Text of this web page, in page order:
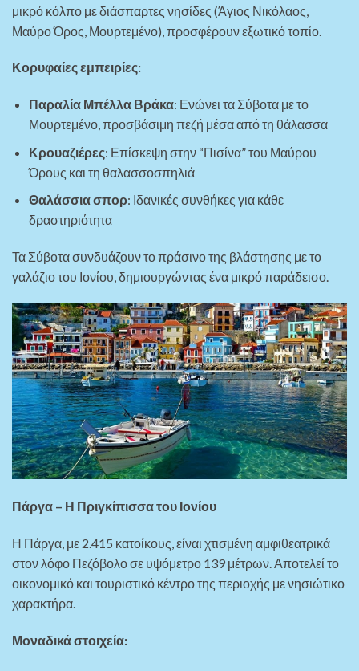
μικρό κόλπο με διάσπαρτες νησίδες (Άγιος Νικόλαος,
Μαύρο Όρος, Μουρτεμένο), προσφέρουν εξωτικό τοπίο.
Κορυφαίες εμπειρίες:
Παραλία Μπέλλα Βράκα: Ενώνει τα Σύβοτα με το
Μουρτεμένο, προσβάσιμη πεζή μέσα από τη θάλασσα
Κρουαζιέρες: Επίσκεψη στην “Πισίνα” του Μαύρου
Όρους και τη θαλασσοσπηλιά
Θαλάσσια σπορ: Ιδανικές συνθήκες για κάθε
δραστηριότητα
Τα Σύβοτα συνδυάζουν το πράσινο της βλάστησης με το
γαλάζιο του Ιονίου, δημιουργώντας ένα μικρό παράδεισο.
Πάργα – Η Πριγκίπισσα του Ιονίου
Η Πάργα, με 2.415 κατοίκους, είναι χτισμένη αμφιθεατρικά
στον λόφο Πεζόβολο σε υψόμετρο 139 μέτρων. Αποτελεί το
οικονομικό και τουριστικό κέντρο της περιοχής με νησιώτικο
χαρακτήρα.
Μοναδικά στοιχεία: